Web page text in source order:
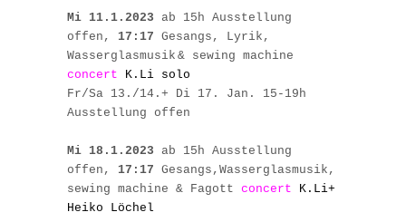
Mi 11.1.2023 ab 15 h Ausstellung
offen, 17: 17 Gesangs, Lyrik ,
Wasserglasmusik & sewing machine
concert
K.Li solo
Fr/Sa 13./14. + Di 17.
Jan. 15-19h
Ausstellung offen
Mi 18 .1.2023 ab 15 h Ausstellung
offen, 17: 17 Gesangs, Wasserglasmusik,
sewing machine & Fagott concert
K.Li+
Heiko Löchel